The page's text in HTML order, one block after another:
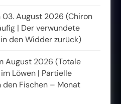
03. August 2026 (Chiron
| Der verwundete
den Widder zurück)
August 2026 (Totale
Löwen | Partielle
Fischen – Monat